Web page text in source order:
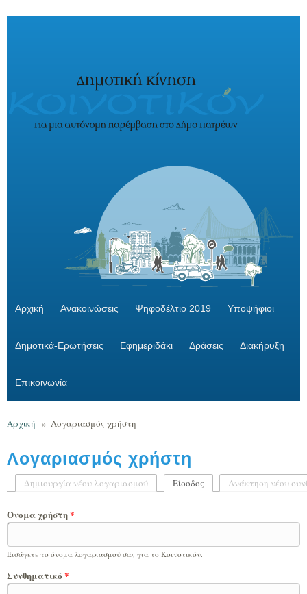
Αρχική Ανακοινώσεις Ψηφοδέλτιο 2019 Υποψήφιοι
Δημοτικά-Ερωτήσεις Εφημεριδάκι Δράσεις Διακήρυξη
Επικοινωνία
Αρχική » Λογαριασμός χρήστη
Λογαριασμός χρήστη
Δημιουργία νέου λογαριασμού Είσοδος (ενεργή καρτέλα)
Ανάκτηση νέου
Όνομα χρήστη*
Εισάγετε το όνομα λογαριασμού σας για το Κοινοτικόν.
Συνθηματικό *